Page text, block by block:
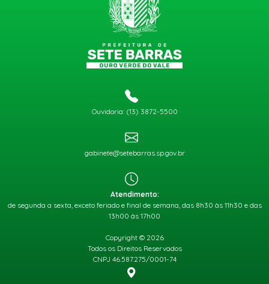
Ouvidoria: (13) 3872-5500
gabinete@setebarras.sp.gov.br
Atendimento:
de segunda a sexta, exceto feriado e final de semana, das 8h30 às 11h30 e das
13h00 às 17h00
Copyright © 2026
Todos os Direitos Reservados
CNPJ 46.587.275/0001-74